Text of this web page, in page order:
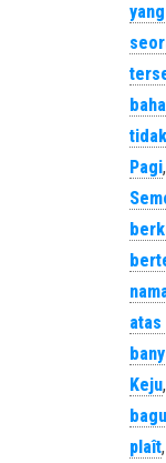
Pagi,
Keju,
plaît,